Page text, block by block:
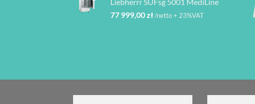
77 999,00zł/netto + 23%VAT